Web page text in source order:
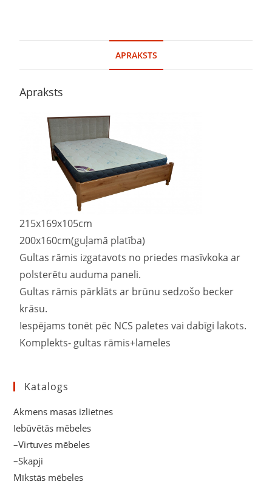
APRAKSTS
Apraksts
215x169x105cm
200x160cm(guļamā platība)
Gultas rāmis izgatavots no priedes masīvkoka ar
polsterētu auduma paneli.
Gultas rāmis pārklāts ar brūnu sedzošo becker
krāsu.
Iespējams tonēt pēc NCS paletes vai dabīgi lakots.
Komplekts- gultas rāmis+lameles
Katalogs
Akmens masas izlietnes
Iebūvētās mēbeles
–Virtuves mēbeles
–Skapji
Mīkstās mēbeles